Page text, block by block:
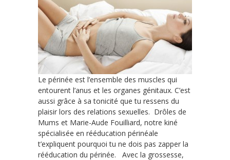
Le périnée est l’ensemble des muscles qui
entourent l’anus et les organes génitaux. C’est
aussi grâce à sa tonicité que tu ressens du
plaisir lors des relations sexuelles. Drôles de
Mums et Marie-Aude Fouilliard, notre kiné
spécialisée en rééducation périnéale
t’expliquent pourquoi tu ne dois pas zapper la
rééducation du périnée. Avec la grossesse,